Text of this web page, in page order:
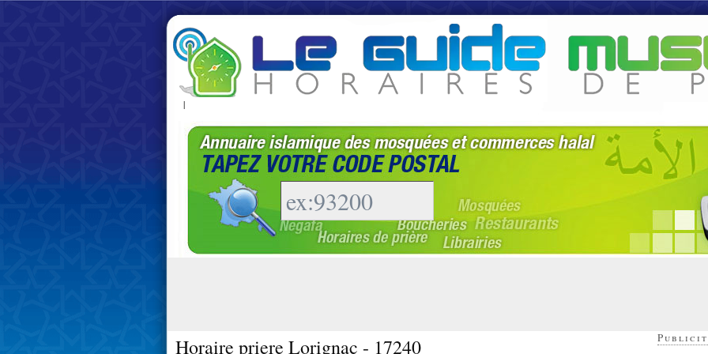
|
Horaire priere Lorignac - 17240